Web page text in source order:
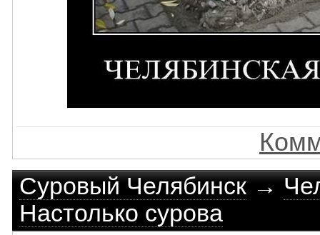
Суровый Челябинск→
Настолько сурова